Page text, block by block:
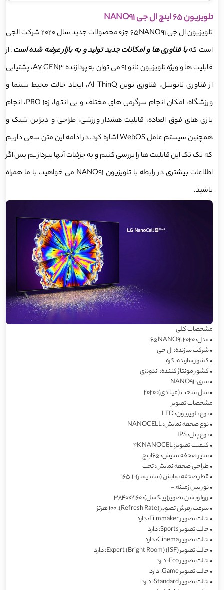
تلویزیون 65 اینچ ال جی NANO91
تلویزیون ال جی 65NANO91 جزء محصولات جدید سال 2020 شرکت الجی
است کهبا فناوری ها و امکانات جدید تولید و به بازار عرضه شده است. از
قابلیت ها و ویژه تلویزیون نانو 91 می توان به پردازنده A7 GEN3، پشتیابی
از فناوری نانوسل، فناوری نوین Al ThinQ، ایجاد حالت محیط سینما و
ورزشگاه، امکان انجام سرگرمی های مختلف و بی انتها، ز10 PRO، انجام
بازی های فوق العاده، قابلیت هشدار ورزشی، طراحی و دیزاین شیک و
همچنین سیستم عامل WebOS اشاره کرد. در ادامه این متن سعی داریم
که تک تک این قابلیت ها را بررسی کنیم و به جزئیات آنها بپردازیم پس اگر
اطلاعات بیشتری در رابطه با تلویزیون NANO91 می خواهید، با ما همراه
باشید.
مشخصات کلی
•مدل: 65NANO91 2020
•شرکت سازنده: ال جی
•کشور سازنده: کره
•کشور مونتاژ کننده: اندونزی
•سری: NANO91
•سال ساخت (میلادی): 2020
مشخصات تصویر
•نوع تلویزیون: LED
•نوع صحفه نمایش: NANOCELL
•نوع پنل: IPS
•کیفیت تصویر: 4K NANOCEL
•سایز صحفه نمایش: 65اینچ
•طراحی صحفه نمایش: تخت
•قطر صحفه نمایش (سانتیمتر): 165.1
•نور پس زمینه:-
•رزولویشن تصویر(پیکسل): 3840x2160
•سرعت رفرش تصویر (Refresh Rate): 100 هرتز
•حالت تصویر Filmmaker: دارد
•حالت تصویر Sports: دارد
•حالت تصویر Cinema: دارد
•حالت تصویر (ISF) (Bright Room) Expert: دارد
•حالت تصویر Eco: دارد
•حالت تصویر Game: دارد
•حالت تصویر Standard: دارد